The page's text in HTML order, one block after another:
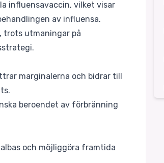
influensavaccin, vilket visar
av influensa.
trots utmaningar på
marginalerna och bidrar till
beroendet av förbränning
och möjliggöra framtida